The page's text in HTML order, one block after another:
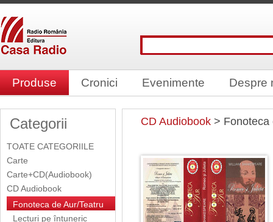
Produse Cronici Evenimente Despre
Categorii
TOATE CATEGORIILE
Carte
Carte+CD(Audiobook)
CD Audiobook
Fonoteca de Aur/Teatru
Lecturi pe întuneric
CD Audiobook > Fonoteca